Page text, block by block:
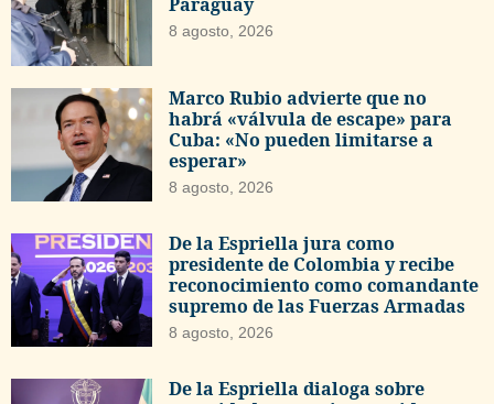
8 agosto, 2026
Marco Rubio advierte que no
habrá «válvula de escape» para
Cuba: «No pueden limitarse a
esperar»
8 agosto, 2026
De la Espriella jura como
presidente de Colombia y recibe
reconocimiento como comandante
supremo de las Fuerzas Armadas
8 agosto, 2026
De la Espriella dialoga sobre